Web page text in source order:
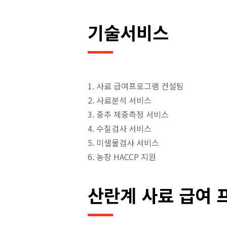
기술서비스
1. 사료 급여프로그램 컨설팀
2. 사료분석 서비스
3. 중추 체중측정 서비스
4. 수질검사 서비스
5. 미샐물검사 서비스
6. 농장 HACCP 지원
산란계 사료 급여